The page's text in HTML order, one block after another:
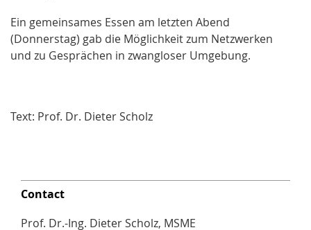
Ein gemeinsames Essen am letzten Abend
(Donnerstag) gab die Möglichkeit zum Netzwerken
und zu Gesprächen in zwangloser Umgebung.
Text: Prof. Dr. Dieter Scholz
Contact
Prof. Dr.-Ing. Dieter Scholz, MSME